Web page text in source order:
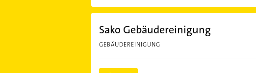
Sako Gebäudereinigung
GEBÄUDEREINIGUNG